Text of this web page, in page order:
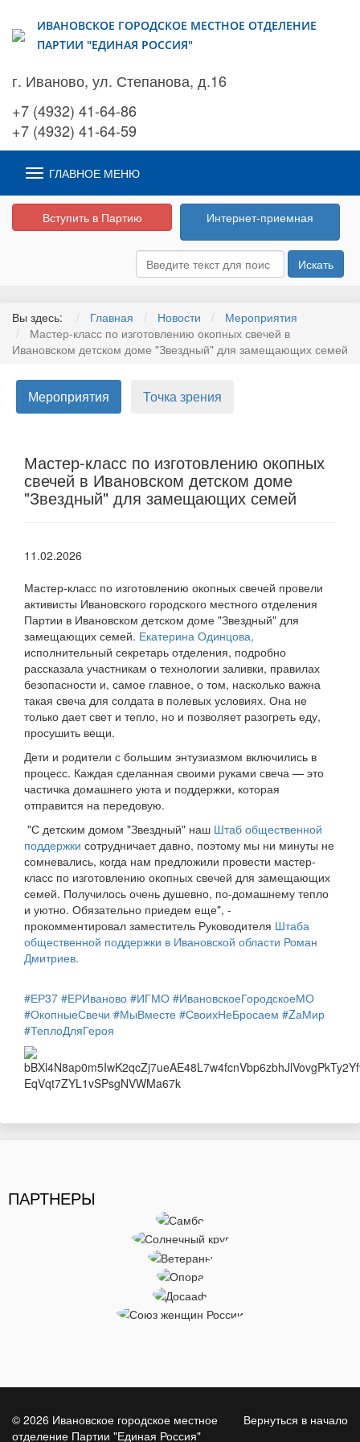
ИВАНОВСКОЕ ГОРОДСКОЕ МЕСТНОЕ ОТДЕЛЕНИЕ
ПАРТИИ "ЕДИНАЯ РОССИЯ"
г. Иваново, ул. Степанова, д.16
+7 (4932) 41-64-86
+7 (4932) 41-64-59
ГЛАВНОЕ МЕНЮ
Вступить в Партию Интернет-приемная
Искать
Вы здесь: Главная Новости
Мероприятия
Мастер-класс по изготовлению окопных свечей в
Ивановском детском доме "Звездный" для замещающих семей
Мероприятия Точка зрения
Мастер-класс по изготовлению окопных
свечей в Ивановском детском доме
"Звездный" для замещающих семей
11.02.2026
Мастер-класс по изготовлению окопных свечей провели
активисты Ивановского городского местного отделения
Партии в Ивановском детском доме "Звездный" для
замещающих семей. Екатерина Одинцова,
исполнительный секретарь отделения, подробно
рассказала участникам о технологии заливки, правилах
безопасности и, самое главное, о том, насколько важна
такая свеча для солдата в полевых условиях. Она не
только дает свет и тепло, но и позволяет разогреть еду,
просушить вещи.
Дети и родители с большим энтузиазмом включились в
процесс. Каждая сделанная своими руками свеча — это
частичка домашнего уюта и поддержки, которая
отправится на передовую.
"С детским домом "Звездный" наш Штаб общественной
поддержки сотрудничает давно, поэтому мы ни минуты не
сомневались, когда нам предложили провести мастер-
класс по изготовлению окопных свечей для замещающих
семей. Получилось очень душевно, по-домашнему тепло
и уютно. Обязательно приедем еще", -
прокомментировал заместитель Руководителя Штаба
общественной поддержки в Ивановской области Роман
Дмитриев.
#ЕР37 #ЕРИваново #ИГМО #ИвановскоеГородскоеМО
#ОкопныеСвечи #МыВместе #СвоихНеБросаем #ZаМир
#ТеплоДляГероя
ПАРТНЕРЫ
Вернуться в начало
© 2026 Ивановское городское местное
отделение Партии "Единая Россия"